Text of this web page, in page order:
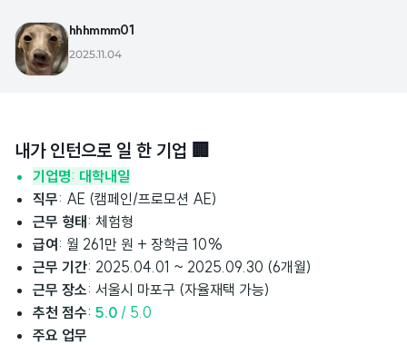
hhhmmm01
2025.11.04
내가 인턴으로 일 한 기업 🏢
기업명: 대학내일
직무: AE (캠페인/프로모션 AE)
근무 형태 : 체험형
급여 : 월 261만 원 + 장학금 10%
근무 기간: 2025.04.01 ~ 2025.09.30 (6개월)
근무 장소: 서울시 마포구 (자율재택 가능)
추천 점수: 5.0 / 5.0
주요 업무